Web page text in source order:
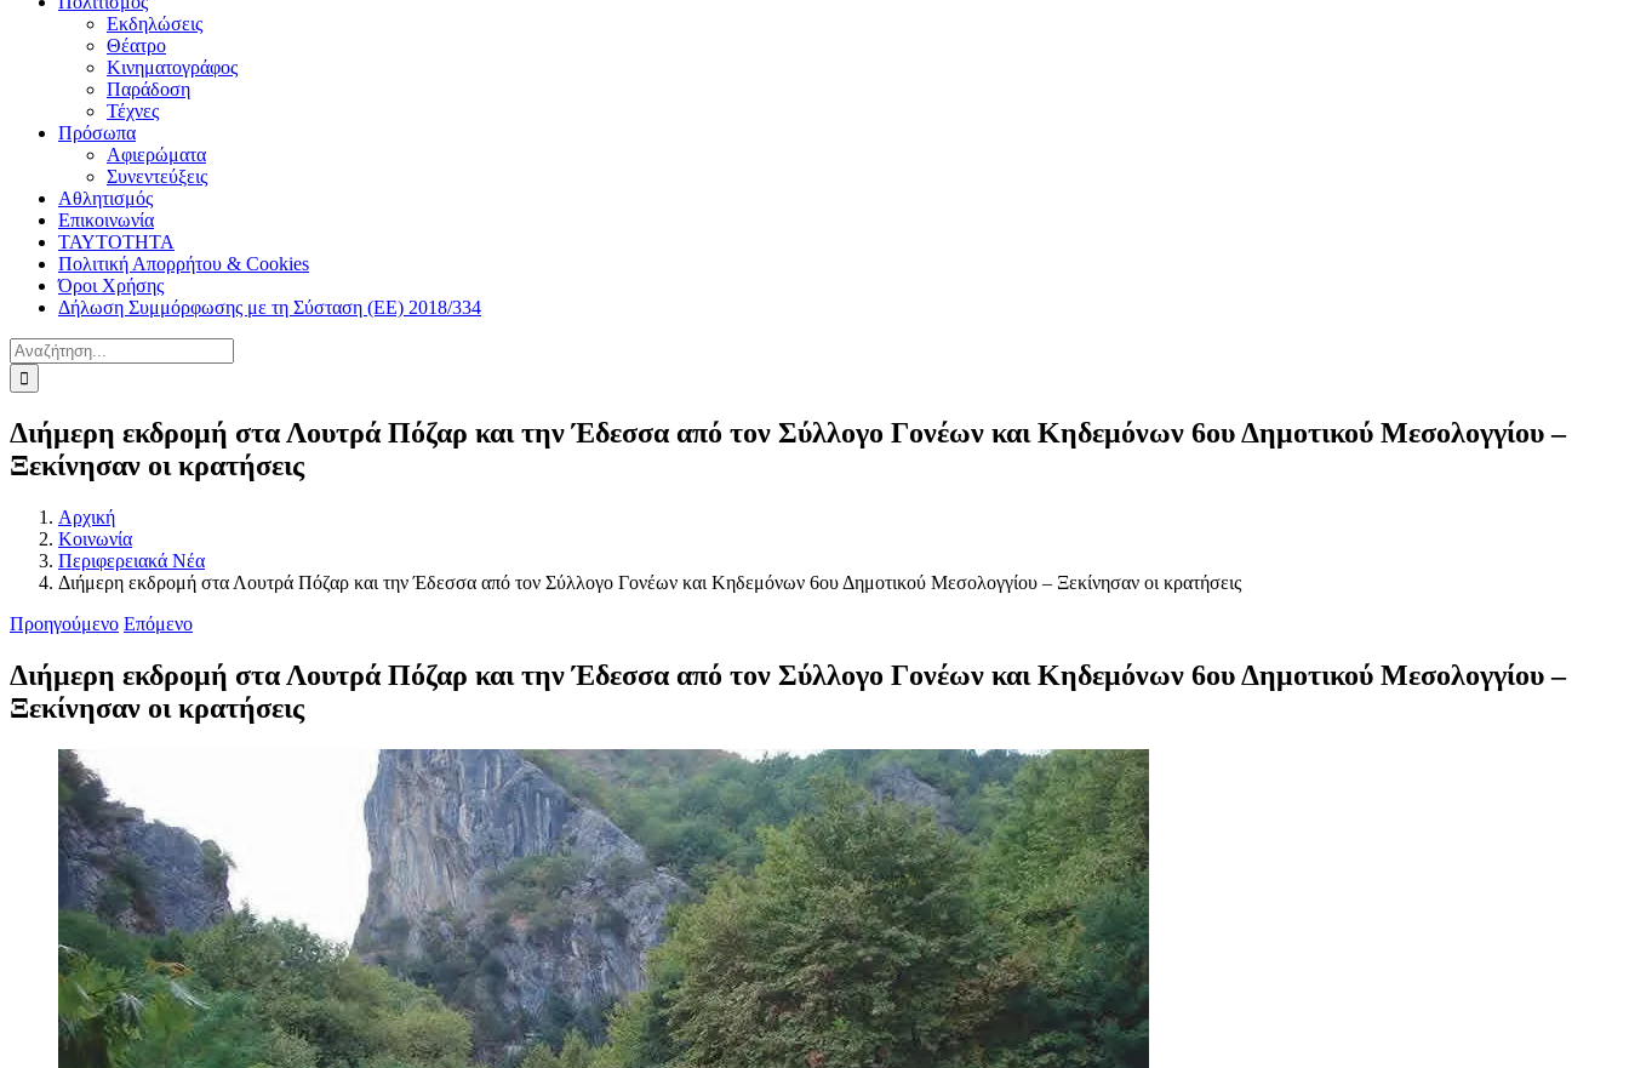
Εκδηλώσεις
Θέατρο
Κινηματογράφος
Παράδοση
Τέχνες
Πρόσωπα
Αφιερώματα
Συνεντεύξεις
Αθλητισμός
Επικοινωνία
ΤΑΥΤΟΤΗΤΑ
Πολιτική Απορρήτου & Cookies
Όροι Χρήσης
Δήλωση Συμμόρφωσης με τη Σύσταση (ΕΕ) 2018/334
Αναζήτηση
για:
Διήμερη εκδρομή στα Λουτρά Πόζαρ και την Έδεσσα από τον Σύλλογο Γονέων και Κηδεμόνων 6ου Δημοτικού Μεσολογγίου –
Ξεκίνησαν οι κρατήσεις
Αρχική
Κοινωνία
Περιφερειακά Νέα
Διήμερη εκδρομή στα Λουτρά Πόζαρ και την Έδεσσα από τον Σύλλογο Γονέων και Κηδεμόνων 6ου Δημοτικού Μεσολογγίου – Ξεκίνησαν οι κρατήσεις
Προηγούμενο Επόμενο
Διήμερη εκδρομή στα Λουτρά Πόζαρ και την Έδεσσα από τον Σύλλογο Γονέων και Κηδεμόνων 6ου Δημοτικού Μεσολογγίου –
Ξεκίνησαν οι κρατήσεις
Προβολή
μεγαλύτερης
εικόνας